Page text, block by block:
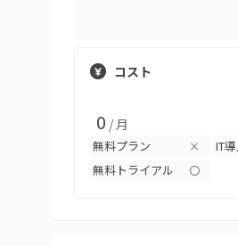
コスト
0 / 月
無料プラン × IT
無料トライアル 〇